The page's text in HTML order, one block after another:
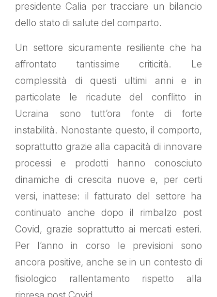
presidente Calia per tracciare un bilancio
dello stato di salute del comparto.
Un settore sicuramente resiliente che ha
affrontato tantissime criticità. Le
complessità di questi ultimi anni e in
particolate le ricadute del conflitto in
Ucraina sono tutt’ora fonte di forte
instabilità. Nonostante questo, il comporto,
soprattutto grazie alla capacità di innovare
processi e prodotti hanno conosciuto
dinamiche di crescita nuove e, per certi
versi, inattese: il fatturato del settore ha
continuato anche dopo il rimbalzo post
Covid, grazie soprattutto ai mercati esteri.
Per l’anno in corso le previsioni sono
ancora positive, anche se in un contesto di
fisiologico rallentamento rispetto alla